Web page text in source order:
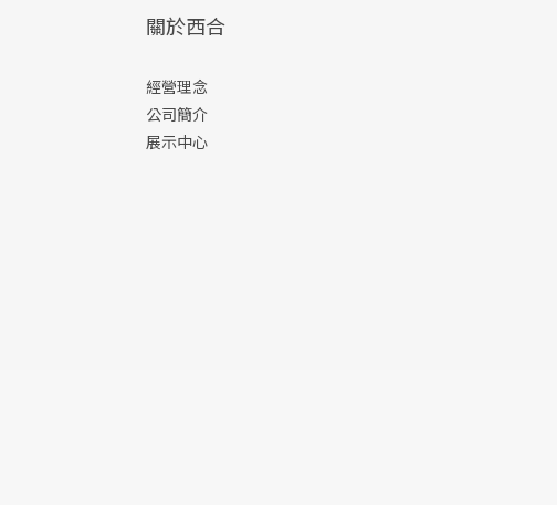
關於西合
經營理念
公司簡介
展示中心